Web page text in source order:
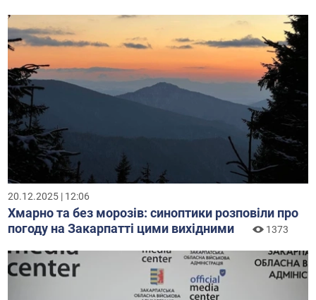
20.12.2025 | 12:06
Хмарно та без морозів: синоптики розповіли про
погоду на Закарпатті цими вихідними
1373